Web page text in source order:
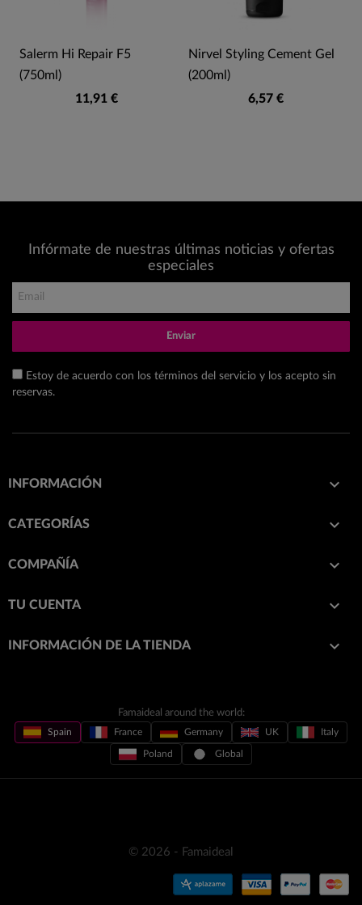
Salerm Hi Repair F5
(750ml)
11,91 €
Nirvel Styling Cement Gel
(200ml)
6,57 €
Infórmate de nuestras últimas noticias y ofertas
especiales
Enviar
Estoy de acuerdo con los términos del servicio y los acepto sin
reservas.
INFORMACIÓN 
CATEGORÍAS 
COMPAÑÍA 
TU CUENTA 
INFORMACIÓN DE LA TIENDA keyboard_arrow_down
Famaideal around the world:
Spain France Germany UK Italy
Poland Global
© 2026 - Famaideal